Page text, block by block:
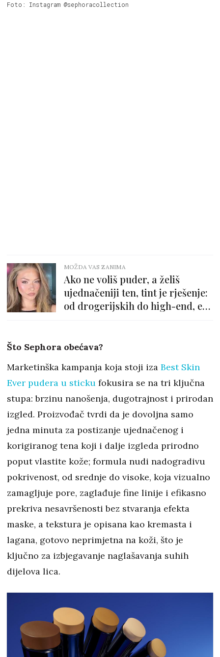
Foto: Instagram @sephoracollection
MOŽDA VAS ZANIMA
Ako ne voliš puder, a želiš
ujednačeniji ten, tint je rješenje:
od drogerijskih do high-end, evo
Što Sephora obećava?
Marketinška kampanja koja stoji iza Best Skin
Ever pudera u sticku fokusira se na tri ključna
stupa: brzinu nanošenja, dugotrajnost i prirodan
izgled. Proizvođač tvrdi da je dovoljna samo
jedna minuta za postizanje ujednačenog i
korigiranog tena koji i dalje izgleda prirodno
poput vlastite kože; formula nudi nadogradivu
pokrivenost, od srednje do visoke, koja vizualno
zamagljuje pore, zaglađuje fine linije i efikasno
prekriva nesavršenosti bez stvaranja efekta
maske, a tekstura je opisana kao kremasta i
lagana, gotovo neprimjetna na koži, što je
ključno za izbjegavanje naglašavanja suhih
dijelova lica.